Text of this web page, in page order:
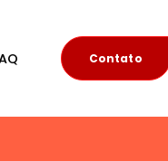
Contato